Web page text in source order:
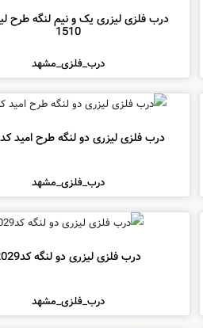
درب فلزی لیزری یک و نیم لنگه طرح
1510
درب_فلزی_مشهد
درب فلزی لیزری دو لنگه طرح امید کد
درب_فلزی_مشهد
درب فلزی لیزری دو لنگه کد2029
درب_فلزی_مشهد